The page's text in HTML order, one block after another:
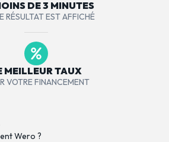
DE 3 MINUTES
RÉSULTAT EST AFFICHÉ
MEILLEUR TAUX
VOTRE FINANCEMENT
Wero ?